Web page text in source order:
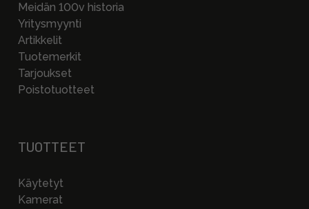
Meidän 100v historia
Yritysmyynti
Artikkelit
Tuotemerkit
Tarjoukset
Poistotuotteet
TUOTTEET
Käytetyt
Kamerat